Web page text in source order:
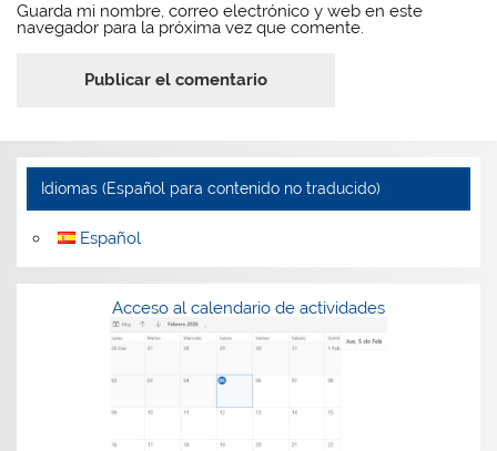
Guarda mi nombre, correo electrónico y web en este
navegador para la próxima vez que comente.
Idiomas (Español para contenido no traducido)
Español
Acceso al calendario de actividades